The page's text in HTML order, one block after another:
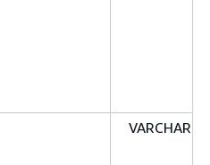
VARCHAR2